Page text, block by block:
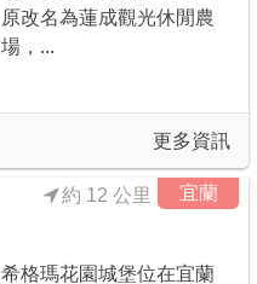
原改名為蓮成觀光休閒農
場，...
更多資訊
宜蘭
約 12 公里
希格瑪花園城堡位在宜蘭